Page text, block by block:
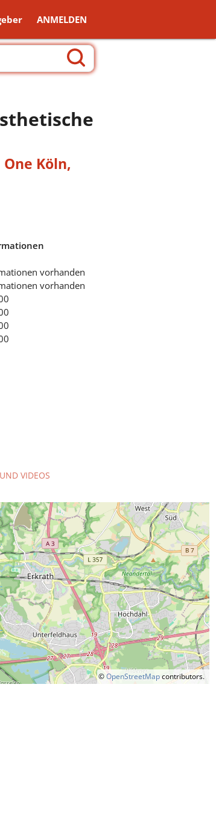
ANMELDEN
One Köln,
vorhanden
vorhanden
VIDEOS
©OpenStreetMapcontributors.